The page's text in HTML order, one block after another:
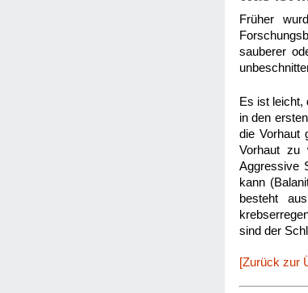
Früher
sauberer
Es ist leicht,
in den
die Vorhaut
Vorhaut zu
Aggressive
kann
besteht
sind der
[Zurück zur